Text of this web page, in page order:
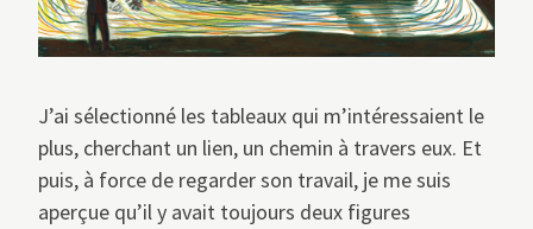
J’ai sélectionné les tableaux qui m’intéressaient le
plus, cherchant un lien, un chemin à travers eux. Et
puis, à force de regarder son travail, je me suis
aperçue qu’il y avait toujours deux figures